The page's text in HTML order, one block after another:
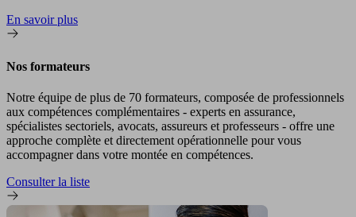
En savoir plus
Nos formateurs
Notre équipe de plus de 70 formateurs, composée de professionnels
aux compétences complémentaires - experts en assurance,
spécialistes sectoriels, avocats, assureurs et professeurs - offre une
approche complète et directement opérationnelle pour vous
accompagner dans votre montée en compétences.
Consulter la liste